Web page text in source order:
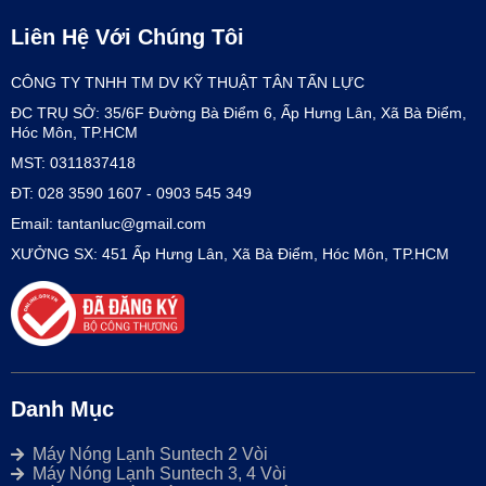
Liên Hệ Với Chúng Tôi
CÔNG TY TNHH TM DV KỸ THUẬT TÂN TẤN LỰC
ĐC TRỤ SỞ: 35/6F Đường Bà Điểm 6, Ấp Hưng Lân, Xã Bà Điểm,
Hóc Môn, TP.HCM
MST: 0311837418
ĐT: 028 3590 1607 - 0903 545 349
Email: tantanluc@gmail.com
XƯỞNG SX: 451 Ấp Hưng Lân, Xã Bà Điểm, Hóc Môn, TP.HCM
Danh Mục
Máy Nóng Lạnh Suntech 2 Vòi
Máy Nóng Lạnh Suntech 3, 4 Vòi